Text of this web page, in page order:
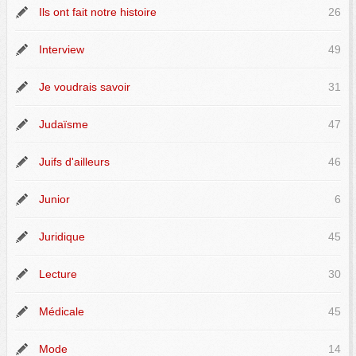
Ils ont fait notre histoire 26
Interview 49
Je voudrais savoir 31
Judaïsme 47
Juifs d'ailleurs 46
Junior 6
Juridique 45
Lecture 30
Médicale 45
Mode 14